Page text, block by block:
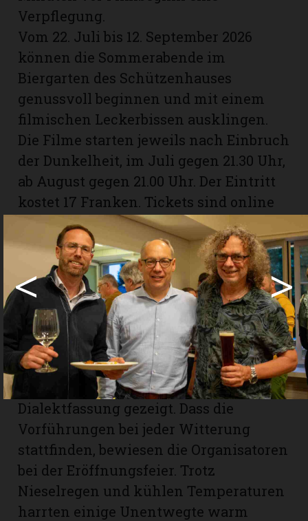
Verpflegung.
Vom 22. Juli bis 12. September 2026
können die Sommerabende im
Biergarten des Schützenhauses
genussvoll beginnen und mit einem
filmischen Leckerbissen ausklingen.
Die Filme starten jeweils nach Einbruch
der Dunkelheit, im Juli gegen 21.30 Uhr,
ab August gegen 21.00 Uhr. Der Eintritt
kostet 17 Franken. Tickets sind online
sowie im Vorverkauf beim Tourist
Office Burgdorf erhältlich. Auf der
Webseite können auch Gutscheine
gekauft werden. Für spontane
Besucher/innen steht zudem eine
Abendkasse bereit. Sämtliche Filme
werden in Originalversion mit
deutschen Untertiteln oder in
deutscher beziehungsweise
Dialektfassung gezeigt. Dass die
Vorführungen bei jeder Witterung
stattfinden, bewiesen die Organisatoren
bei der Eröffnungsfeier. Trotz
Nieselregen und kühlen Temperaturen
harrten einige Unentwegte warm
< >